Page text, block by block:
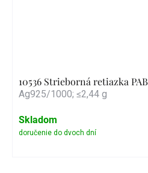
10536 Strieborná retiazka
Ag925/1000; ≤2,44 g
Skladom